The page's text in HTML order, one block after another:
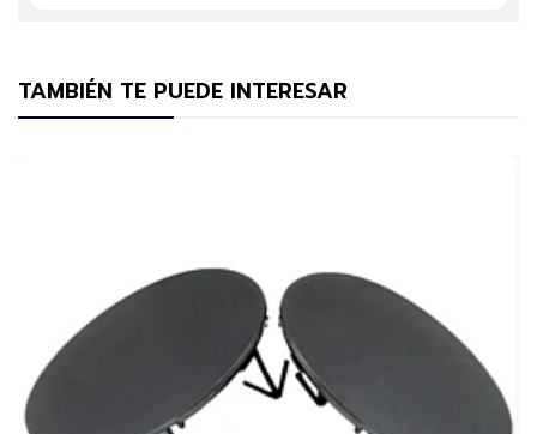
TAMBIÉN TE PUEDE INTERESAR